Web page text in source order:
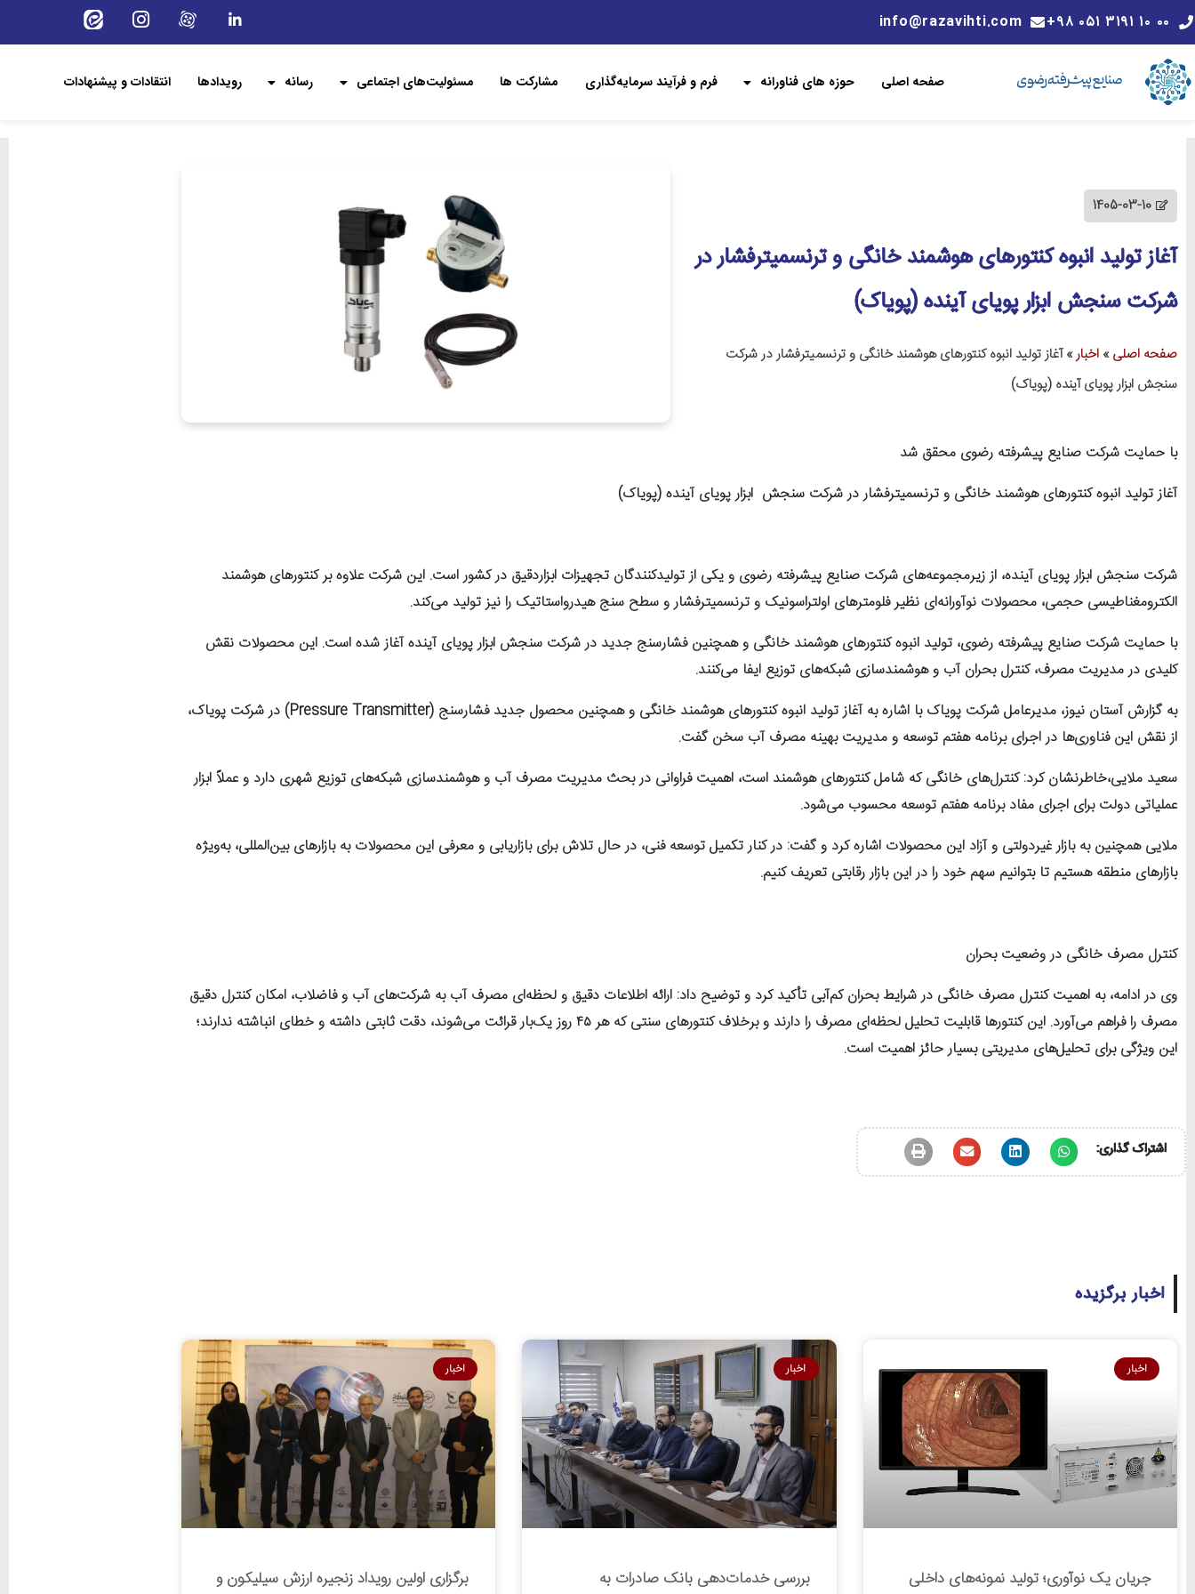
۰۰ ۱۰ ۳۱۹۱ ۰۵۱ ۹۸+ info@razavihti.com
صفحه اصلی حوزه های فناورانه فرم و فرآیند سرمایه‌گذاری مشارکت ها مسئولیت‌های اجتماعی رسانه رویدادها انتقادات و پیشنهادات
1405-03-10
آغاز تولید انبوه کنتورهای هوشمند خانگی و ترنسمیترفشار در
شرکت سنجش ابزار پویای آینده (پویاک)
صفحه اصلی» اخبار»آغاز تولید انبوه کنتورهای هوشمند خانگی و ترنسمیترفشار در شرکت
سنجش ابزار پویای آینده (پویاک)
با حمایت شرکت صنایع پیشرفته رضوی محقق شد
آغاز تولید انبوه کنتورهای هوشمند خانگی وترنسمیترفشار در شرکت سنجش ابزار پویای آینده(پویاک)
شرکت سنجش ابزار پویای آینده، از زیرمجموعه‌های شرکت صنایع پیشرفته رضوی و یکی از تولیدکنندگان تجهیزات ابزاردقیق در کشور است. این شرکت علاوه بر کنتورهای هوشمند
الکترومغناطیسی حجمی، محصولات نوآورانه‌ای نظیر فلومترهای اولتراسونیک و ترنسمیترفشار و سطح سنج هیدرواستاتیک را نیز تولید می‌کند.
با حمایت شرکت صنایع پیشرفته رضوی، تولید انبوه کنتورهای هوشمند خانگی و همچنین فشارسنج جدید در شرکت سنجش ابزار پویای آینده آغاز شده است. این محصولات نقش
کلیدی در مدیریت مصرف، کنترل بحران آب و هوشمندسازی شبکه‌های توزیع ایفا می‌کنند.
به گزارش آستان نیوز، مدیرعامل شرکت پویاک با اشاره به آغاز تولید انبوه کنتورهای هوشمند خانگی و همچنین محصول جدید فشارسنج (Pressure Transmitter) در شرکت پویاک،
از نقش این فناوری‌ها در اجرای برنامه هفتم توسعه و مدیریت بهینه مصرف آب سخن گفت.
سعید ملایی،خاطرنشان کرد: کنترل‌های خانگی که شامل کنتورهای هوشمند است، اهمیت فراوانی در بحث مدیریت مصرف آب و هوشمندسازی شبکه‌های توزیع شهری دارد و عملاً ابزار
عملیاتی دولت برای اجرای مفاد برنامه هفتم توسعه محسوب می‌شود.
ملایی همچنین به بازار غیردولتی و آزاد این محصولات اشاره کرد و گفت: در کنار تکمیل توسعه فنی، در حال تلاش برای بازاریابی و معرفی این محصولات به بازارهای بین‌المللی، به‌ویژه
بازارهای منطقه هستیم تا بتوانیم سهم خود را در این بازار رقابتی تعریف کنیم.
کنترل مصرف خانگی در وضعیت بحران
وی در ادامه، به اهمیت کنترل مصرف خانگی در شرایط بحران کم‌آبی تأکید کرد و توضیح داد: ارائه اطلاعات دقیق و لحظه‌ای مصرف آب به شرکت‌های آب و فاضلاب، امکان کنترل دقیق
مصرف را فراهم می‌آورد. این کنتورها قابلیت تحلیل لحظه‌ای مصرف را دارند و برخلاف کنتورهای سنتی که هر ۴۵ روز یک‌بار قرائت می‌شوند، دقت ثابتی داشته و خطای انباشته ندارند؛
این ویژگی برای تحلیل‌های مدیریتی بسیار حائز اهمیت است.
اشتراک گذاری:
اخبار برگزیده
اخبار
جریان یک نوآوری؛ تولید نمونه‌های داخلی
اخبار
بررسی خدمات‌دهی بانک صادرات به
اخبار
برگزاری اولین رویداد زنجیره ارزش سیلیکون و